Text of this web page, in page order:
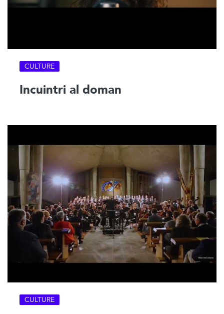
CULTURE
Incuintri al doman
CULTURE